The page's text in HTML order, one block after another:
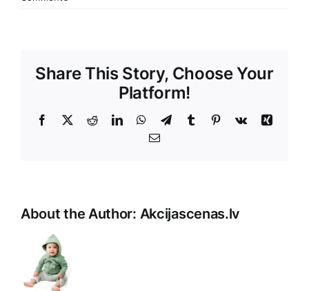
Share This Story, Choose Your
Platform!
Facebook
X RedditLinkedInWhatsApp
TelegramTumblr Pinterest
Vk
Xing
E-
About the Author: Akcijascenas.lv